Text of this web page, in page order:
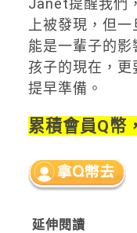
Janet提醒我們
上被發現，但
能是一輩子的
孩子的現在，更
提早準備。
累積會員Q幣
延伸閱讀